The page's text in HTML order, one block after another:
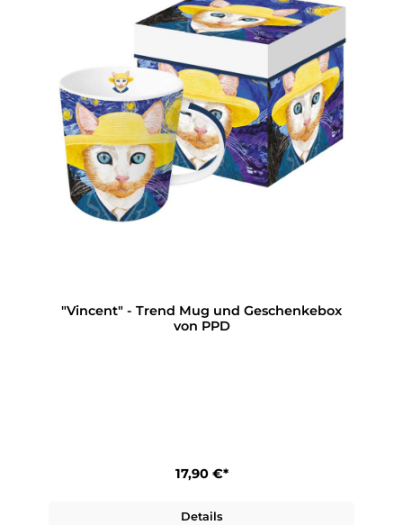
"Vincent" - Trend Mug und Geschenkebox
von PPD
17,90 €*
Details